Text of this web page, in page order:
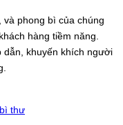
và phong bì của chúng
hàng tiềm năng.
dẫn, khuyến khích người